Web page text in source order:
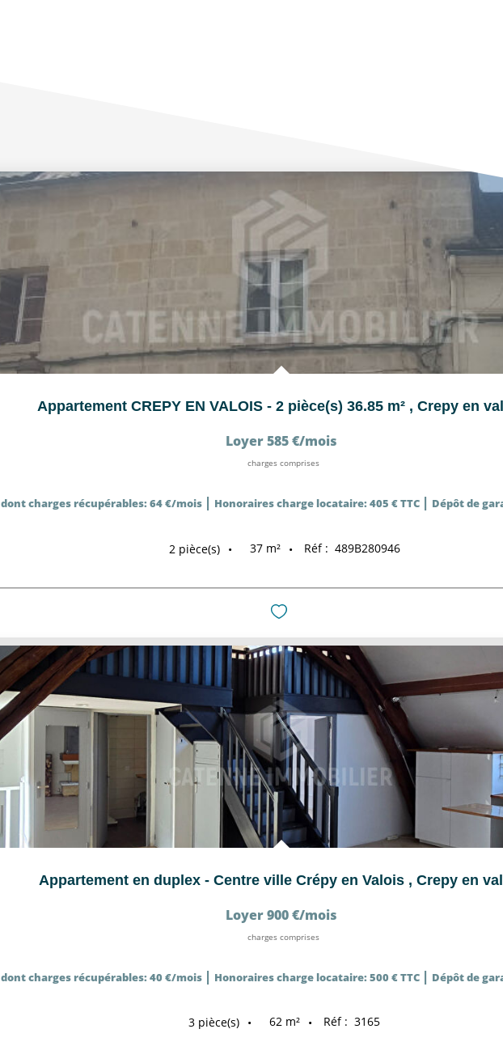
Appartement CREPY EN VALOIS - 2 pièce(s) 36.85 m² , Crepy en
Loyer 585 €/mois
charges comprises
dont charges récupérables: 64 €/mois | Honoraires charge locataire: 405 € TTC | Dépôt de
2 pièce(s) 37 m² Réf : 489B280946
Appartement en duplex - Centre ville Crépy en Valois , Crepy en
Loyer 900 €/mois
charges comprises
dont charges récupérables: 40 €/mois | Honoraires charge locataire: 500 € TTC | Dépôt de
3 pièce(s) 62 m² Réf : 3165